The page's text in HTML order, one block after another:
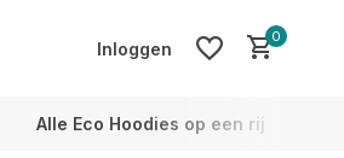
Inloggen
0
Alle Eco Hoodies op een rij